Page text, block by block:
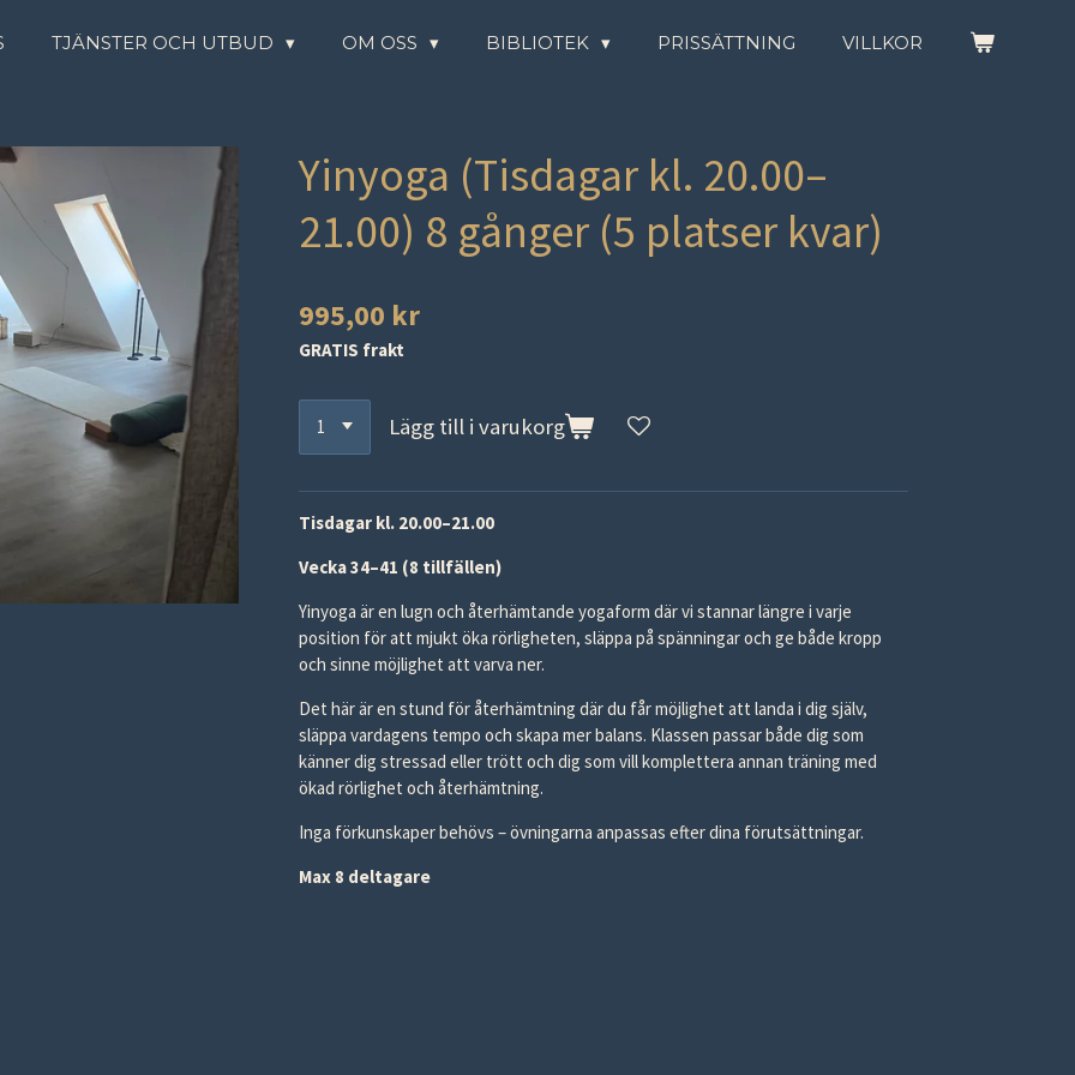
TJÄNSTER OCH UTBUD OM OSS BIBLIOTEK PRISSÄTTNING VILLKOR
Yinyoga (Tisdagar kl. 20.00–
21.00) 8 gånger (5 platser kvar)
995,00 kr
GRATIS frakt
Lägg till i varukorg
Tisdagar kl. 20.00–21.00
Vecka 34–41 (8 tillfällen)
Yinyoga är en lugn och återhämtande yogaform där vi stannar längre i varje
position för att mjukt öka rörligheten, släppa på spänningar och ge både kropp
och sinne möjlighet att varva ner.
Det här är en stund för återhämtning där du får möjlighet att landa i dig själv,
släppa vardagens tempo och skapa mer balans. Klassen passar både dig som
känner dig stressad eller trött och dig som vill komplettera annan träning med
ökad rörlighet och återhämtning.
Inga förkunskaper behövs – övningarna anpassas efter dina förutsättningar.
Max 8 deltagare